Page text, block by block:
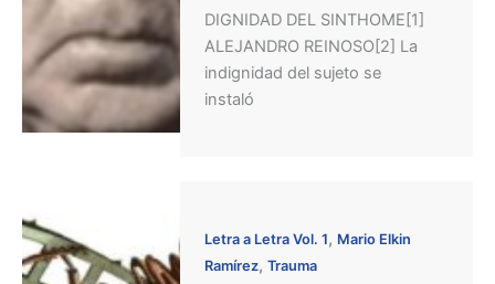
DIGNIDAD DEL SINTHOME[1]
ALEJANDRO REINOSO[2] La
indignidad del sujeto se
instaló
Letra a Letra Vol. 1, Mario Elkin
Ramírez, Trauma